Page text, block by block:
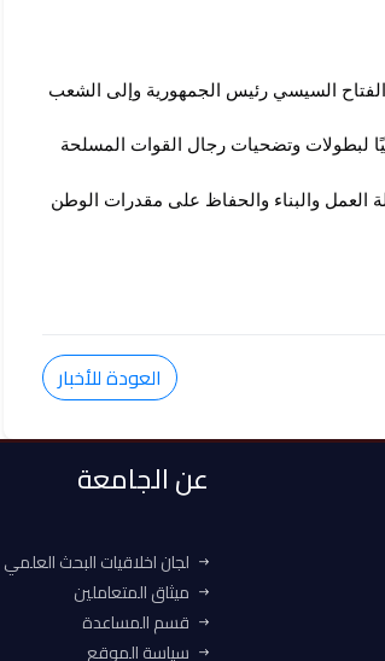
العودة للأخبار
عن الجامعة
لجان اخلاقيات البحث العلمي
ميثاق المتعاملين
قسم المساعدة
سياسة الموقع